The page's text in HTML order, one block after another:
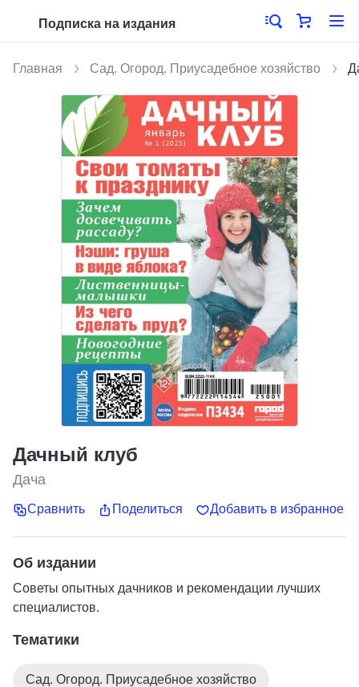
Подписка на издания
Главная Сад. Огород. Приусадебное хозяйство
Дачный клуб
Дача
Сравнить Поделиться Добавить в избранное
Об издании
Советы опытных дачников и рекомендации лучших
специалистов.
Тематики
Сад. Огород. Приусадебное хозяйство